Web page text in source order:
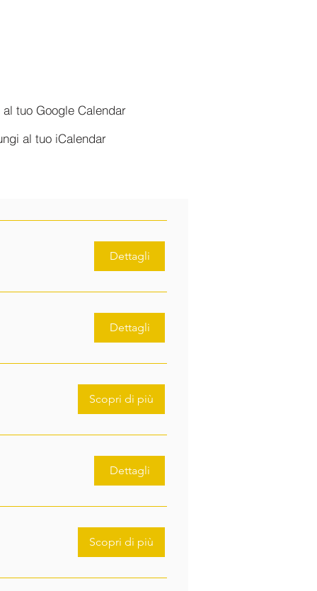
tuo Google Calendar
al tuo iCalendar
Dettagli
Dettagli
Scopri di più
Dettagli
Scopri di più